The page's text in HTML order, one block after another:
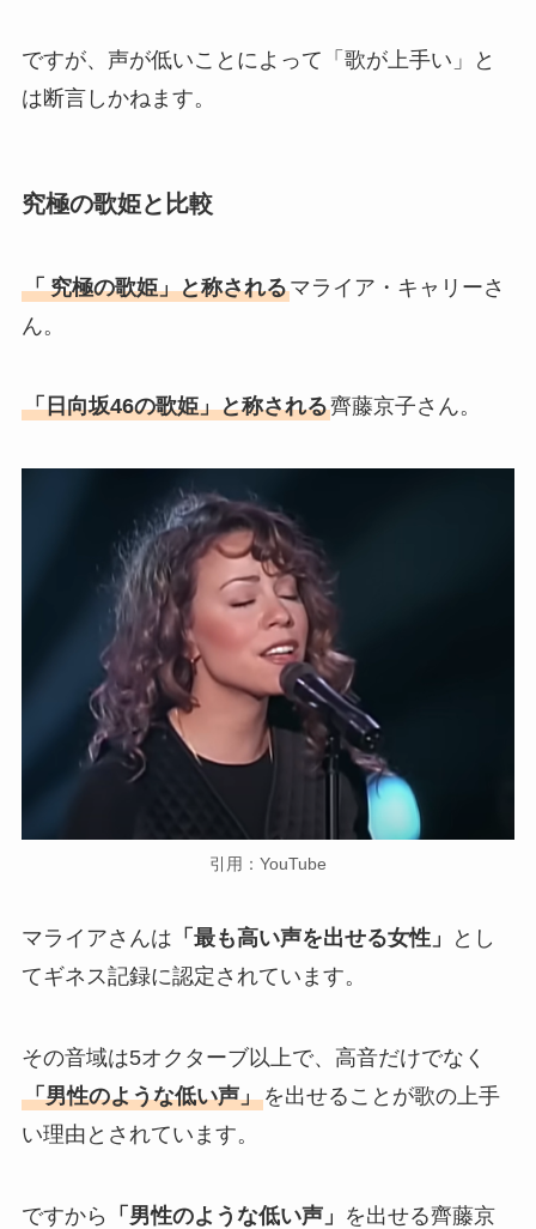
ですが、声が低いことによって「歌が上手い」と
は断言しかねます。
究極の歌姫と比較
「 究極の歌姫」と称されるマライア・キャリーさ
ん。
「日向坂46の歌姫」と称される齊藤京子さん。
引用：YouTube
マライアさんは 「最も高い声を出せる女性」
とし
てギネス記録に認定されています。
その音域は5オクターブ以上で、高音だけでなく
「男性のような低い声」を出せることが歌の上手
い理由とされています。
ですから 「男性のような低い声」 を出せる齊藤京